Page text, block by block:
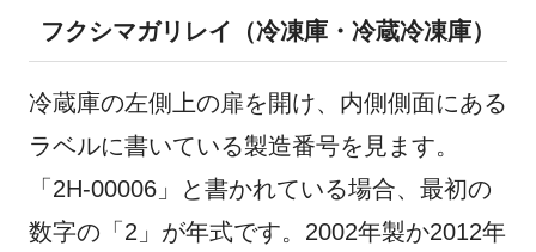
フクシマガリレイ（冷凍庫・冷蔵冷凍庫）
冷蔵庫の左側上の扉を開け、内側側面にある
ラベルに書いている製造番号を見ます。
「2H-00006」と書かれている場合、最初の
数字の「2」が年式です。2002年製か2012年